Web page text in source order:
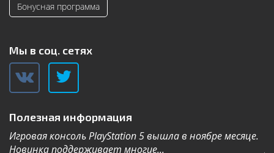
Бонусная программа
Мы в соц. сетях
Полезная информация
Игровая консоль PlayStation 5 вышла в ноябре месяце.
Новинка поддерживает многие...